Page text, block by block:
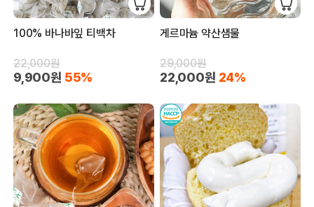
100% 바나바잎 티백차
22,000원
9,900원 55%
게르마늄 약산샘물
29,000원
22,000원 24%